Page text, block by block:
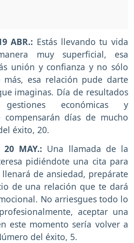
ABR.: Estás llevando tu vida
muy superficial, esa
unión y confianza y no sólo
más, esa relación pude darte
imaginas. Día de resultados
económicas y
compensarán días de mucho
éxito, 20.
MAY.: Una llamada de la
pidiéndote una cita para
de ansiedad, prepárate
de una relación que te dará
No arriesgues todo lo
aceptar una
este momento sería volver a
del éxito, 5.